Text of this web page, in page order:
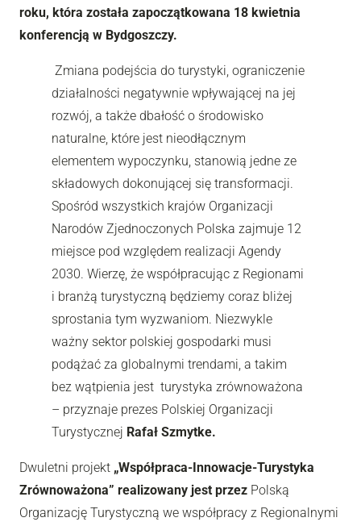
roku, która została zapoczątkowana 18 kwietnia
konferencją w Bydgoszczy.
Zmiana podejścia do turystyki, ograniczenie
działalności negatywnie wpływającej na jej
rozwój, a także dbałość o środowisko
naturalne, które jest nieodłącznym
elementem wypoczynku, stanowią jedne ze
składowych dokonującej się transformacji.
Spośród wszystkich krajów Organizacji
Narodów Zjednoczonych Polska zajmuje 12
miejsce pod względem realizacji Agendy
2030. Wierzę, że współpracując z Regionami
i branżą turystyczną będziemy coraz bliżej
sprostania tym wyzwaniom. Niezwykle
ważny sektor polskiej gospodarki musi
podążać za globalnymi trendami, a takim
bez wątpienia jest turystyka zrównoważona
– przyznaje prezes Polskiej Organizacji
Turystycznej Rafał Szmytke.
Dwuletni projekt „Współpraca-Innowacje-Turystyka
Zrównoważona” realizowany jest przez Polską
Organizację Turystyczną we współpracy z Regionalnymi